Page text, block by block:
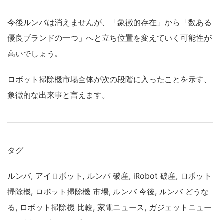
今後ルンバは消えませんが、「象徴的存在」から「数ある
優良ブランドの一つ」へと立ち位置を変えていく可能性が
高いでしょう。
ロボット掃除機市場全体が次の段階に入ったことを示す、
象徴的な出来事と言えます。
タグ
ルンバ, アイロボット, ルンバ 破産, iRobot 破産, ロボット
掃除機, ロボット掃除機 市場, ルンバ 今後, ルンバ どうな
る, ロボット掃除機 比較, 家電ニュース, ガジェットニュー